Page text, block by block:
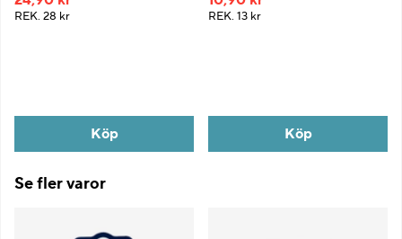
REK. 28 kr
Köp
REK. 13 kr
Köp
Se fler varor